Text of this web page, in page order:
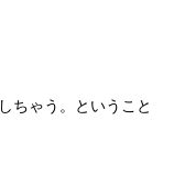
ちゃう。ということ